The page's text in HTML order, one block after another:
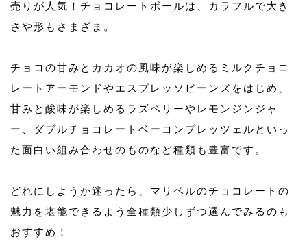
売りが人気！チョコレートボールは、カラフルで大き
さや形もさまざま。
チョコの甘みとカカオの風味が楽しめるミルクチョコ
レートアーモンドやエスプレッソビーンズをはじめ、
甘みと酸味が楽しめるラズベリーやレモンジンジャ
ー、ダブルチョコレートベーコンプレッツェルといっ
た面白い組み合わせのものなど種類も豊富です。
どれにしようか迷ったら、マリベルのチョコレートの
魅力を堪能できるよう全種類少しずつ選んでみるのも
おすすめ！